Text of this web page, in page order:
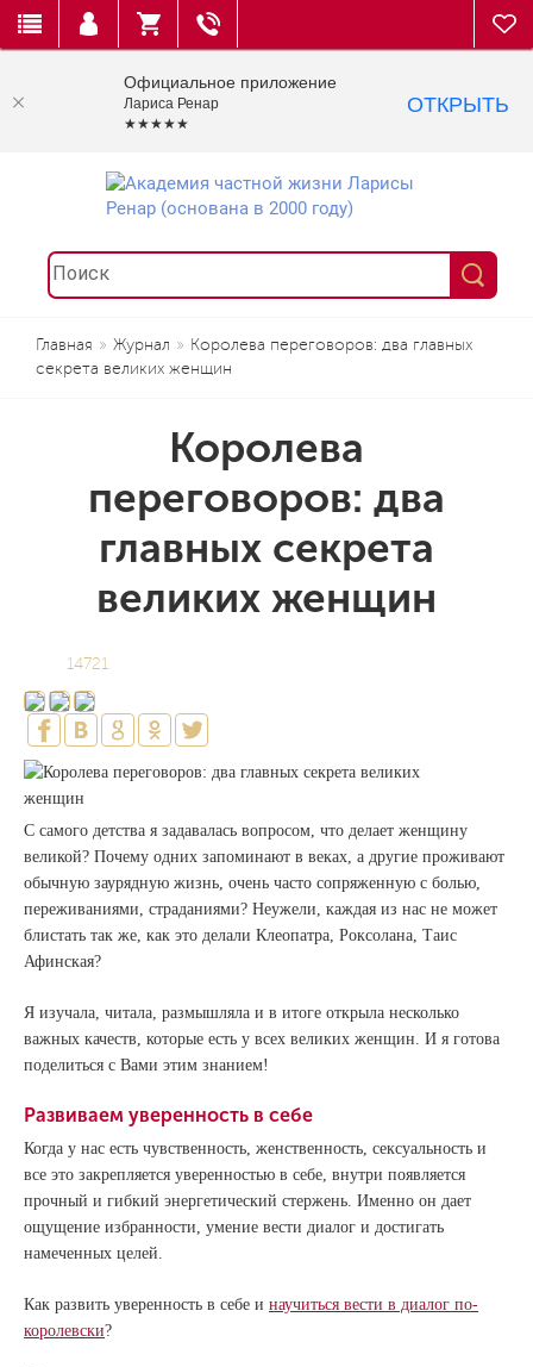
Главная Журнал
Королева переговоров: два главных
секрета великих женщин
Королева
переговоров: два
главных секрета
великих женщин
14721
С самого детства я задавалась вопросом, что делает женщину
великой? Почему одних запоминают в веках, а другие проживают
обычную заурядную жизнь, очень часто сопряженную с болью,
переживаниями, страданиями? Неужели, каждая из нас не может
блистать так же, как это делали Клеопатра, Роксолана, Таис
Афинская?
Я изучала, читала, размышляла и в итоге открыла несколько
важных качеств, которые есть у всех великих женщин. И я готова
поделиться с Вами этим знанием!
Развиваем уверенность в себе
Когда у нас есть чувственность, женственность, сексуальность и
все это закрепляется уверенностью в себе, внутри появляется
прочный и гибкий энергетический стержень. Именно он дает
ощущение избранности, умение вести диалог и достигать
намеченных целей.
Как развить уверенность в себе и научиться вести в диалог по-
королевски?
Официальное приложение
Лариса Ренар
★★★★★
ОТКРЫТЬ